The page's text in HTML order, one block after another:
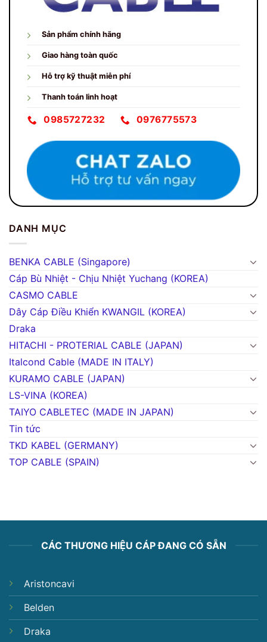
Sản phẩm chính hãng
Giao hàng toàn quốc
Hỗ trợ kỹ thuật miễn phí
Thanh toán linh hoạt
0985727232 0976775573
DANH MỤC
BENKA CABLE (Singapore)
Cáp Bù Nhiệt - Chịu Nhiệt Yuchang (KOREA)
CASMO CABLE
Dây Cáp Điều Khiển KWANGIL (KOREA)
Draka
HITACHI - PROTERIAL CABLE (JAPAN)
Italcond Cable (MADE IN ITALY)
KURAMO CABLE (JAPAN)
LS-VINA (KOREA)
TAIYO CABLETEC (MADE IN JAPAN)
Tin tức
TKD KABEL (GERMANY)
TOP CABLE (SPAIN)
CÁC THƯƠNG HIỆU CÁP ĐANG CÓ SẴN
Aristoncavi
Belden
Draka